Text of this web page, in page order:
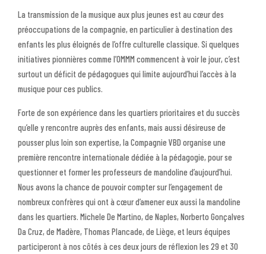
La transmission de la musique aux plus jeunes est au cœur des
préoccupations de la compagnie, en particulier à destination des
enfants les plus éloignés de l’offre culturelle classique. Si quelques
initiatives pionnières comme l’OMMM commencent à voir le jour, c’est
surtout un déficit de pédagogues qui limite aujourd’hui l’accès à la
musique pour ces publics.
Forte de son expérience dans les quartiers prioritaires et du succès
qu’elle y rencontre auprès des enfants, mais aussi désireuse de
pousser plus loin son expertise, la Compagnie VBD organise une
première rencontre internationale dédiée à la pédagogie, pour se
questionner et former les professeurs de mandoline d’aujourd’hui.
Nous avons la chance de pouvoir compter sur l’engagement de
nombreux confrères qui ont à cœur d’amener eux aussi la mandoline
dans les quartiers. Michele De Martino, de Naples, Norberto Gonçalves
Da Cruz, de Madère, Thomas Plancade, de Liège, et leurs équipes
participeront à nos côtés à ces deux jours de réflexion les 29 et 30